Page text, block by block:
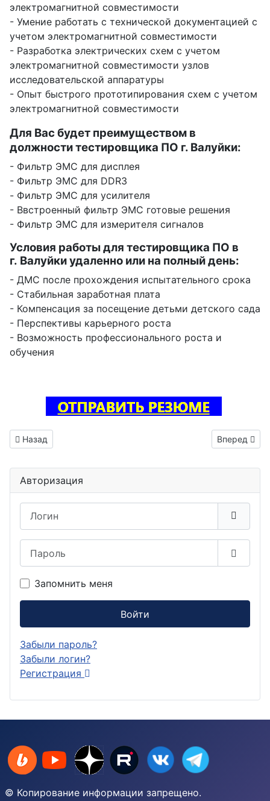
электромагнитной совместимости
- Умение работать с технической документацией с
учетом электромагнитной совместимости
- Разработка электрических схем с учетом
электромагнитной совместимости узлов
исследовательской аппаратуры
- Опыт быстрого прототипирования схем с учетом
электромагнитной совместимости
Для Вас будет преимуществом в
должности тестировщика ПО г. Валуйки:
- Фильтр ЭМС для дисплея
- Фильтр ЭМС для DDR3
- Фильтр ЭМС для усилителя
- Ввстроенный фильтр ЭМС готовые решения
- Фильтр ЭМС для измерителя сигналов
Условия работы для тестировщика ПО в
г. Валуйки удаленно или на полный день:
- ДМС после прохождения испытательного срока
- Стабильная заработная плата
- Компенсация за посещение детьми детского сада
- Перспективы карьерного роста
- Возможность профессионального роста и
обучения
Предыдущий: Инженер электроник вакансия Городовиковск
Назад Следующий:
Вперед
Авторизация
Запомнить меня
Войти
Забыли пароль?
Забыли логин?
Регистрация
© Копирование информации запрещено.